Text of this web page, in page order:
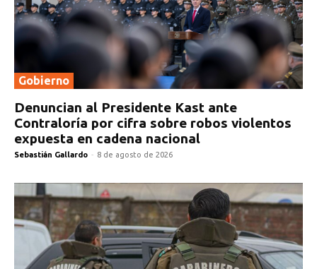
Gobierno
Denuncian al Presidente Kast ante
Contraloría por cifra sobre robos violentos
expuesta en cadena nacional
Sebastián Gallardo - 8 de agosto de 2026